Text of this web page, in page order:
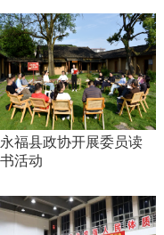
永福县政协开展委员读
书活动